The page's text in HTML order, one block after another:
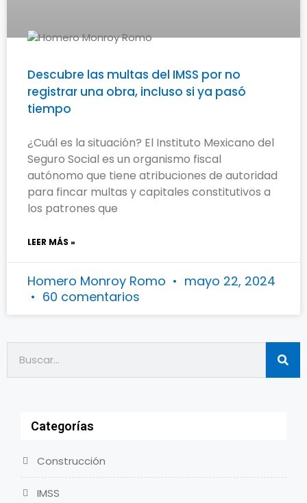
Descubre las multas del IMSS por no
registrar una obra, incluso si ya pasó
tiempo
¿Cuál es la situación? El Instituto Mexicano del
Seguro Social es un organismo fiscal
autónomo que tiene atribuciones de autoridad
para fincar multas y capitales constitutivos a
los patrones que
LEER MÁS »
Homero Monroy Romo
mayo 22, 2024
60 comentarios
Categorías
Construcción
IMSS